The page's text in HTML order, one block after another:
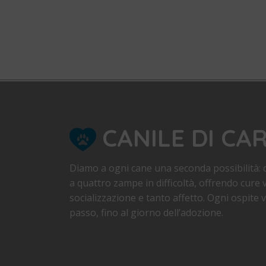
CANILE DI
Diamo a ogni cane una seconda possibilità:
a quattro zampe in difficoltà, offrendo cure
socializzazione e tanto affetto. Ogni ospite
passo, fino al giorno dell’adozione.